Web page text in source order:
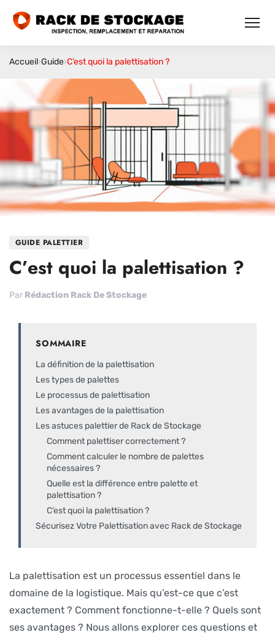
Accueil›Guide›C’est quoi la palettisation ?
GUIDE PALETTIER
C’est quoi la palettisation ?
Par Rédaction Rack De Stockage
SOMMAIRE
La définition de la palettisation
Les types de palettes
Le processus de palettisation
Les avantages de la palettisation
Les astuces palettier de Rack de Stockage
Comment palettiser correctement ?
Comment calculer le nombre de palettes
nécessaires ?
Quelle est la différence entre palette et
palettisation ?
C’est quoi la palettisation ?
Sécurisez Votre Palettisation avec Rack de Stockage
La palettisation est un processus essentiel dans le
domaine de la logistique. Mais qu’est-ce que c’est
exactement ? Comment fonctionne-t-elle ? Quels sont
ses avantages ? Nous allons explorer ces questions et